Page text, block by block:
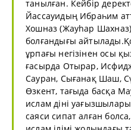
танылған. Кейбір
Йассауидың Ибраһим
Хошназ (Жауhар
болғандығы
ұрпағы негізінен осы
ғасырда Отырар,
Сауран, Сығанақ Шаш,
Өзкент, тағыда басқа
ислам діні
саяси сипат алған